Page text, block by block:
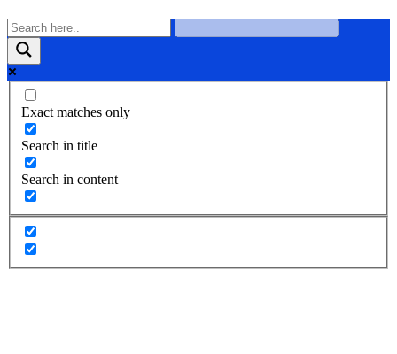
Exact matches only
Search in title
Search in content